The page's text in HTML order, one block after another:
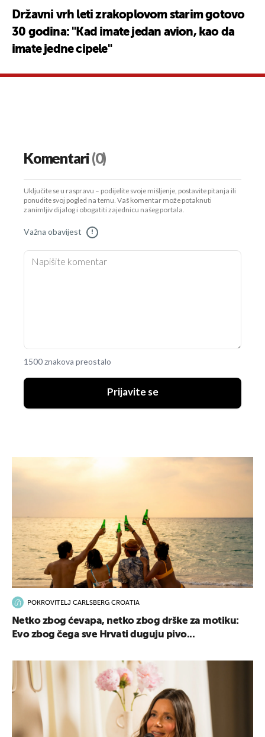
Državni vrh leti zrakoplovom starim gotovo
30 godina: "Kad imate jedan avion, kao da
imate jedne cipele"
Komentari(0)
Uključite se u raspravu – podijelite svoje mišljenje, postavite pitanja ili
ponudite svoj pogled na temu. Vaš komentar može potaknuti
zanimljiv dijalog i obogatiti zajednicu našeg portala.
Važna obavijest !
1500 znakova preostalo
Prijavite se
POKROVITELJ CARLSBERG CROATIA
Netko zbog ćevapa, netko zbog drške za motiku:
Evo zbog čega sve Hrvati duguju pivo...